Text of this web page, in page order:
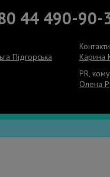
44 490-90-
Підгорська
Карина
PR,
Олена